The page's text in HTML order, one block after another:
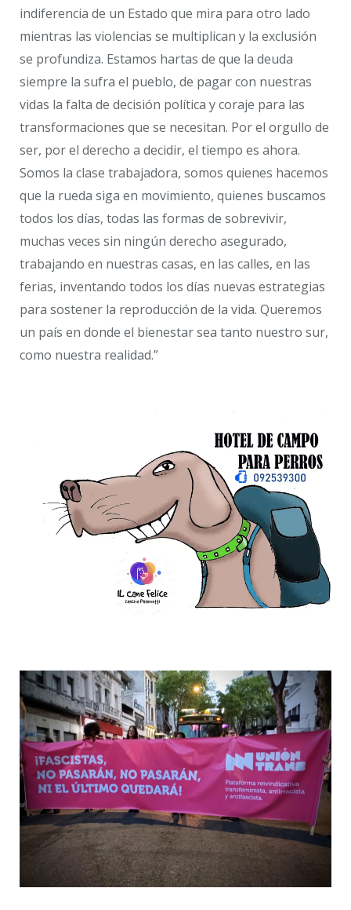
indiferencia de un Estado que mira para otro lado
mientras las violencias se multiplican y la exclusión
se profundiza. Estamos hartas de que la deuda
siempre la sufra el pueblo, de pagar con nuestras
vidas la falta de decisión política y coraje para las
transformaciones que se necesitan. Por el orgullo de
ser, por el derecho a decidir, el tiempo es ahora.
Somos la clase trabajadora, somos quienes hacemos
que la rueda siga en movimiento, quienes buscamos
todos los días, todas las formas de sobrevivir,
muchas veces sin ningún derecho asegurado,
trabajando en nuestras casas, en las calles, en las
ferias, inventando todos los días nuevas estrategias
para sostener la reproducción de la vida. Queremos
un país en donde el bienestar sea tanto nuestro sur,
como nuestra realidad.”